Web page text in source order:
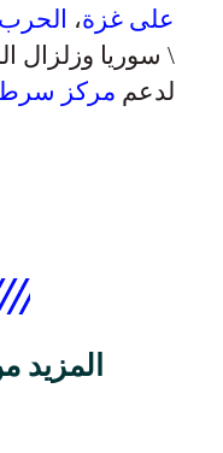
على غزة،
\ سوريا وزلزال
لدعم مركز
المزيد